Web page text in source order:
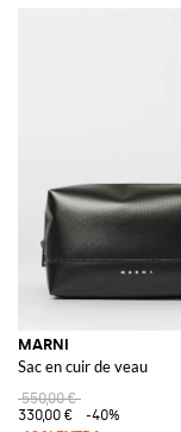
MARNI
Sac en cuir de veau
550,00 €
330,00 €
-40%